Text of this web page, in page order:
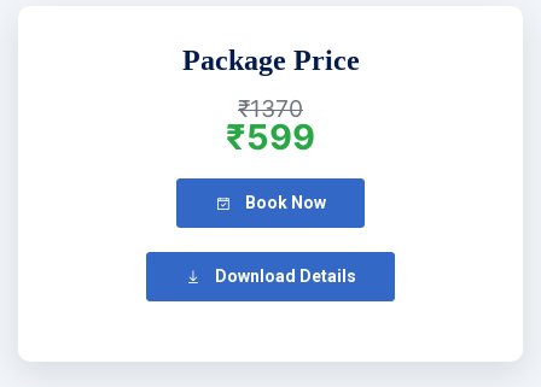
Package Price
₹1370
₹599
Book Now
Download Details